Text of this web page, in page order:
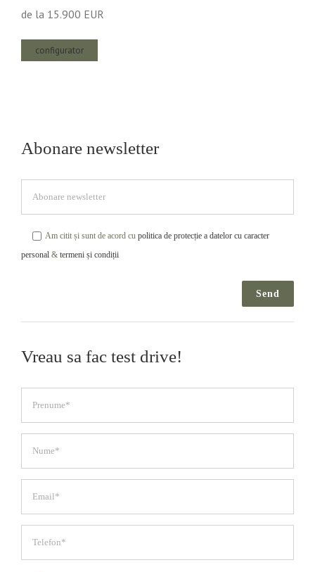
de la 15.900 EUR
configurator
Abonare newsletter
Am citit și sunt de acord cu politica de protecție a datelor cu caracter
personal & termeni și condiții
Vreau sa fac test drive!